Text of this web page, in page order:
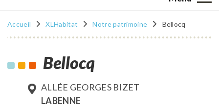
Accueil XLHabitat Notre patrimoine Bellocq
Bellocq
ALLÉE GEORGES BIZET
LABENNE